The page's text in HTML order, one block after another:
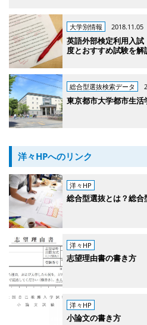
大学別情報 2018.11.05
英語外部検定利用入試
度とおすすめ試験を解
総合型選抜検索データ
東京都市大学都市生
洋々HPへのリンク
洋々HP
総合型選抜とは？総
洋々HP
志望理由書の書き方
洋々HP
小論文の書き方